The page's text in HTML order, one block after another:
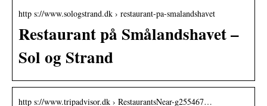
http s://www.sologstrand.dk › restaurant-pa-smalandshavet
Restaurant på Smålandshavet –
Sol og Strand
http s://www.tripadvisor.dk › RestaurantsNear-g255467…